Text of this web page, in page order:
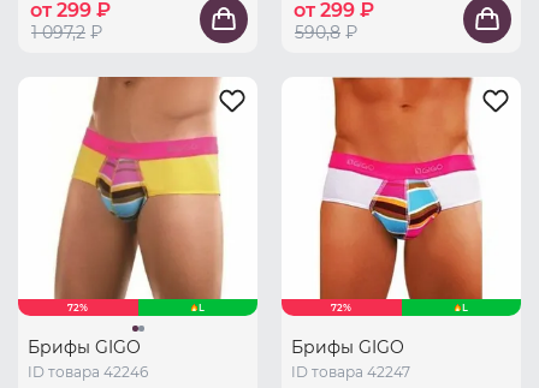
от 299 ₽
1 097,2 ₽
от 299 ₽
590,8 ₽
72% L
Брифы GIGO
ID товара 42246
72% L
Брифы GIGO
ID товара 42247